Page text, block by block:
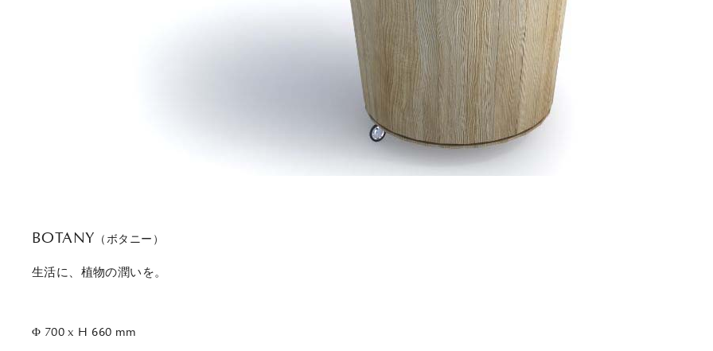
BOTANY （ボタニー）
生活に、植物の潤いを。
Φ 700 x H 660 mm